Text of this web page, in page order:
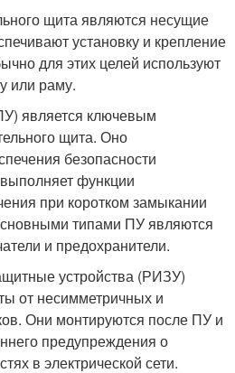
щита являются несущие
установку и крепление
для этих целей используют
или раму.
является ключевым
щита. Оно
безопасности
функции
при коротком замыкании
типами ПУ являются
и предохранители.
устройства (РИЗУ)
от несимметричных и
Они монтируются после ПУ и
предупреждения о
в электрической сети.